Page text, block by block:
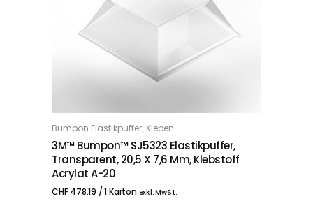
IN DEN WARENKORB
Bumpon Elastikpuffer, Kleben
3M™ Bumpon™ SJ5323 Elastikpuffer,
Transparent, 20,5 X 7,6 Mm, Klebstoff
Acrylat A-20
CHF478.19 / 1 Karton exkl. MwSt.